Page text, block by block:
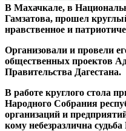
В Махачкале, в
Гамзатова, прошел
нравственное и
Организовали и провели
общественных проектов
Правительства Дагестана.
В работе круглого стола
Народного Собрания
организаций и
кому небезразлична